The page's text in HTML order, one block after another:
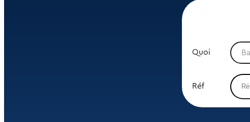
Quoi
Réf